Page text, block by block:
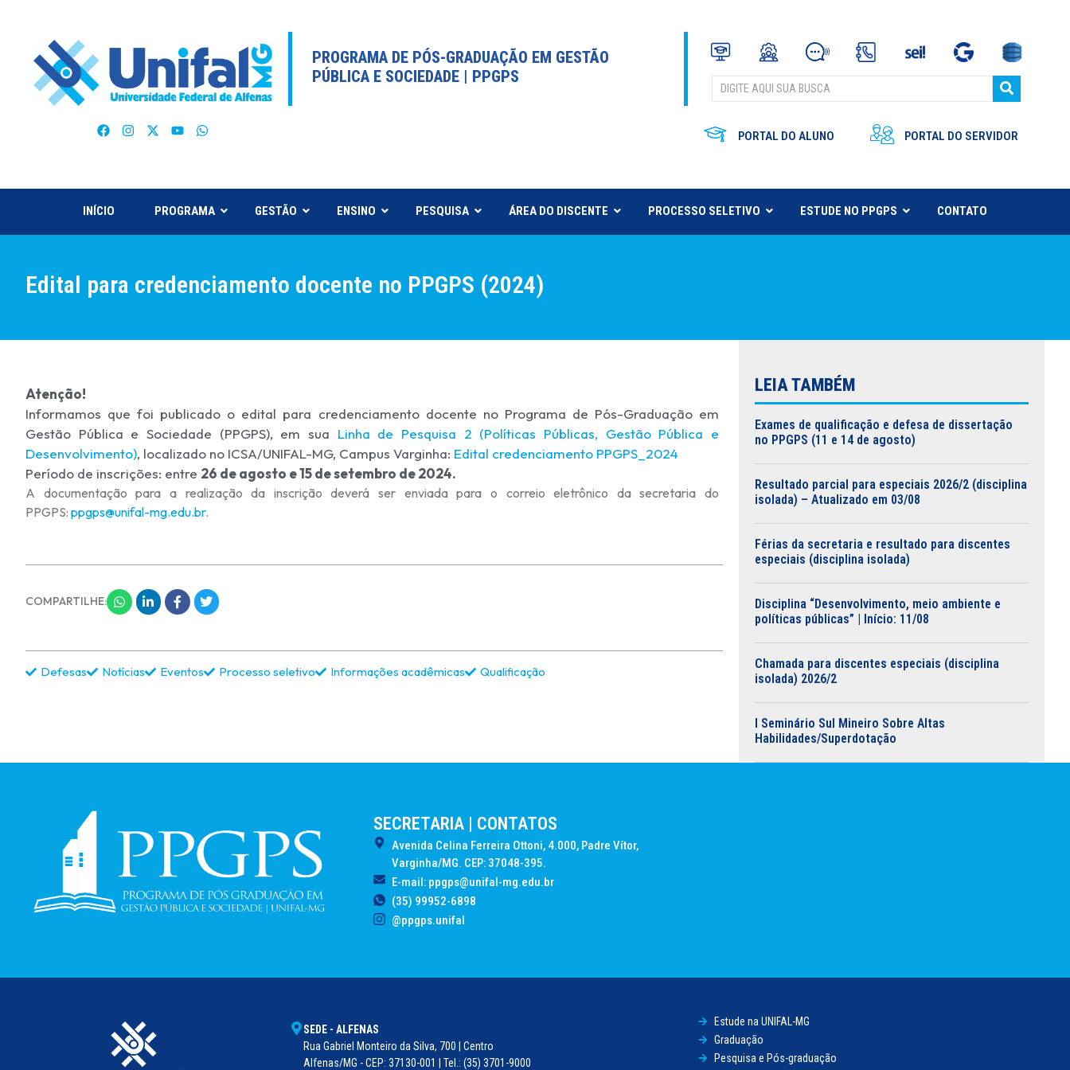
PROGRAMA DE PÓS-GRADUAÇÃO EM GESTÃO
PÚBLICA E SOCIEDADE | PPGPS
PORTAL DO ALUNO PORTAL DO SERVIDOR
INÍCIO PROGRAMA GESTÃO ENSINO PESQUISA ÁREA DO DISCENTE PROCESSO SELETIVO ESTUDE NO PPGPS CONTATO
Edital para credenciamento docente no PPGPS (2024)
Atenção!
Informamos que foi publicado o edital para credenciamento docente no Programa de Pós-Graduação em
Gestão Pública e Sociedade (PPGPS), em sua Linha de Pesquisa 2 (Políticas Públicas, Gestão Pública e
Desenvolvimento), localizado no ICSA/UNIFAL-MG, Campus Varginha: Edital credenciamento PPGPS_2024
Período de inscrições: entre 26 de agosto e 15 de setembro de 2024.
A documentação para a realização da inscrição deverá ser enviada para o correio eletrônico da secretaria do
PPGPS: ppgps@unifal-mg.edu.br.
COMPARTILHE:
Defesas Notícias Eventos Processo seletivo Informações acadêmicas Qualificação
LEIA TAMBÉM
Exames de qualificação e defesa de dissertação
no PPGPS (11 e 14 de agosto)
Resultado parcial para especiais 2026/2 (disciplina
isolada) – Atualizado em 03/08
Férias da secretaria e resultado para discentes
especiais (disciplina isolada)
Disciplina “Desenvolvimento, meio ambiente e
políticas públicas” | Início: 11/08
Chamada para discentes especiais (disciplina
isolada) 2026/2
I Seminário Sul Mineiro Sobre Altas
Habilidades/Superdotação
SECRETARIA | CONTATOS
Avenida Celina Ferreira Ottoni, 4.000, Padre Vítor,
Varginha/MG. CEP: 37048-395.
E-mail: ppgps@unifal-mg.edu.br
(35) 99952-6898
@ppgps.unifal
SEDE - ALFENAS
Rua Gabriel Monteiro da Silva, 700 | Centro
Alfenas/MG - CEP: 37130-001 | Tel.: (35) 3701-9000
Estude na UNIFAL-MG
Graduação
Pesquisa e Pós-graduação